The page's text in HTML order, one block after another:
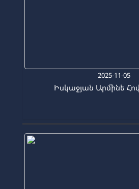
2025-11-05
Իսկաջյան Արմինե